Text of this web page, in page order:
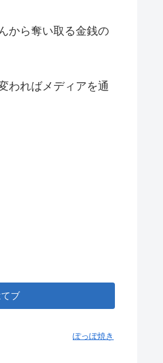
から奪い取る金銭の
わればメディアを通
ブ
ぽっぽ焼き